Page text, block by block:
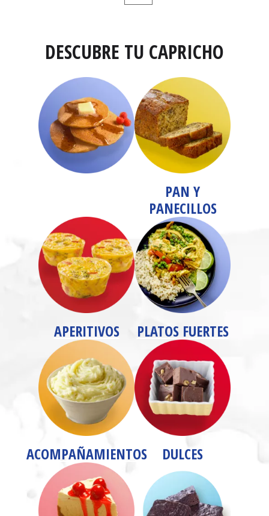
DESCUBRE TU CAPRICHO
PAN Y
PANECILLOS
APERITIVOS PLATOS FUERTES
ACOMPAÑAMIENTOS DULCES